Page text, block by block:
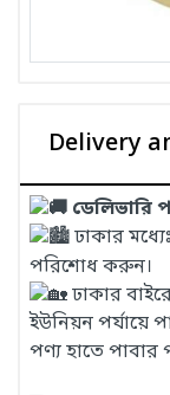
Delivery
ডেলিভারি
ঢাকার
পরিশোধ করুন।
ঢাকার
ইউনিয়ন পর্যায়ে
পণ্য হাতে